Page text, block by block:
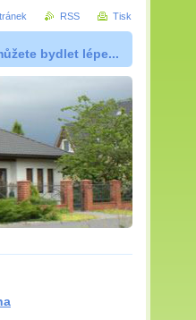
bydlet lépe...
RSS Tisk